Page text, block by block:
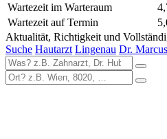
Wartezeit im Warteraum
Wartezeit auf Termin
Aktualität, Richtigkeit und
Suche Hautarzt Lingenau Dr.